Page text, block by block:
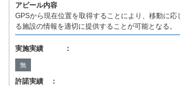
アピール内容
GPSから現在位置を取得することにより、移動に応
る施設の情報を適切に提供することが可能となる。
実施実績 ：
無
許諾実績 ：